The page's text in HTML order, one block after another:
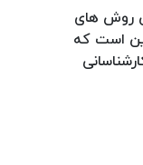
روش های
است که